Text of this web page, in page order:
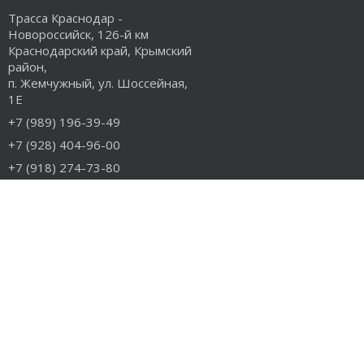
Трасса Краснодар -
Новороссийск, 126-й км
Краснодарский край, Крымский
район,
п. Жемчужный, ул. Шоссейная,
1Е
+7 (989) 196-39-49
+7 (928) 404-96-00
+7 (918) 274-73-80